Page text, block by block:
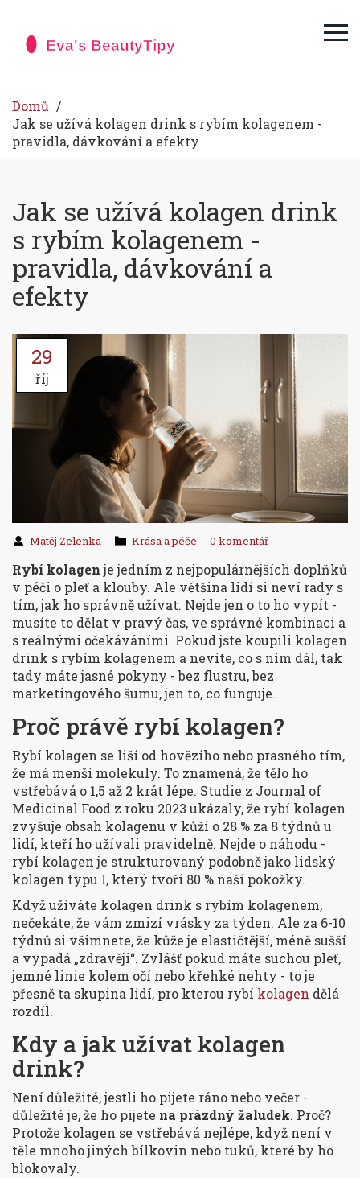
Domů
Jak se užívá kolagen drink s rybím kolagenem -
pravidla, dávkování a efekty
Jak se užívá kolagen drink
s rybím kolagenem -
pravidla, dávkování a
efekty
29
říj
Matěj Zelenka Krása a péče 0 komentář
Rybí kolagenje jedním z nejpopulárnějších doplňků
v péči o pleť a klouby. Ale většina lidí si neví rady s
tím, jak ho správně užívat. Nejde jen o to ho vypít -
musíte to dělat v pravý čas, ve správné kombinaci a
s reálnými očekáváními. Pokud jste koupili kolagen
drink s rybím kolagenem a nevíte, co s ním dál, tak
tady máte jasné pokyny - bez flustru, bez
marketingového šumu, jen to, co funguje.
Proč právě rybí kolagen?
Rybí kolagen se liší od hovězího nebo prasného tím,
že má menší molekuly. To znamená, že tělo ho
vstřebává o 1,5 až 2 krát lépe. Studie z Journal of
Medicinal Food z roku 2023 ukázaly, že rybí kolagen
zvyšuje obsah kolagenu v kůži o 28 % za 8 týdnů u
lidí, kteří ho užívali pravidelně. Nejde o náhodu -
rybí kolagen je strukturovaný podobně jako lidský
kolagen typu I, který tvoří 80 % naší pokožky.
Když užíváte kolagen drink s rybím kolagenem,
nečekáte, že vám zmizí vrásky za týden. Ale za 6-10
týdnů si všimnete, že kůže je elastičtější, méně sušší
a vypadá „zdravěji“. Zvlášť pokud máte suchou pleť,
jemné linie kolem očí nebo křehké nehty - to je
přesně ta skupina lidí, pro kterou rybí kolagen dělá
rozdíl.
Kdy a jak užívat kolagen
drink?
Není důležité, jestli ho pijete ráno nebo večer -
důležité je, že ho pijete na prázdný žaludek. Proč?
Protože kolagen se vstřebává nejlépe, když není v
těle mnoho jiných bílkovin nebo tuků, které by ho
blokovaly.